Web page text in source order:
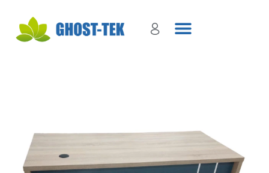
Sign in
Remember me Lost password?